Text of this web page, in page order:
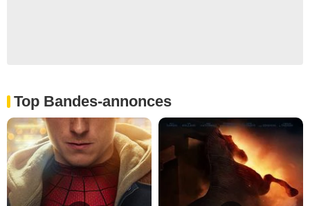
Top Bandes-annonces